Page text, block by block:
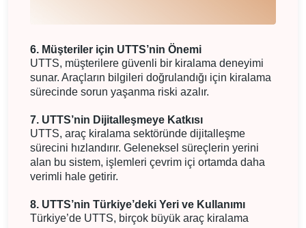
6. Müşteriler için UTTS’nin Önemi
UTTS, müşterilere güvenli bir kiralama deneyimi
sunar. Araçların bilgileri doğrulandığı için kiralama
sürecinde sorun yaşanma riski azalır.
7. UTTS’nin Dijitalleşmeye Katkısı
UTTS, araç kiralama sektöründe dijitalleşme
sürecini hızlandırır. Geleneksel süreçlerin yerini
alan bu sistem, işlemleri çevrim içi ortamda daha
verimli hale getirir.
8. UTTS’nin Türkiye’deki Yeri ve Kullanımı
Türkiye’de UTTS, birçok büyük araç kiralama